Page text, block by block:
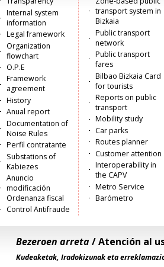
principal
Internal system
information
Legal framework
Organization
flowchart
O.P.E
Framework
agreement
History
Anual report
Documentation of
Noise Rules
Perfil contratante
Substations of
Kabiezes
Anuncio
modificación
Ordenanza fiscal
Control Antifraude
transport system in
Bizkaia
Public transport
network
Public transport
fares
Bilbao Bizkaia Card
for tourists
Reports on public
transport
Mobility study
Car parks
Routes planner
Customer attention
Interoperability in
the CAPV
Metro Service
Barómetro
Bezeroen arreta/ Atención al
Kudeaketak, Iradokizunak eta